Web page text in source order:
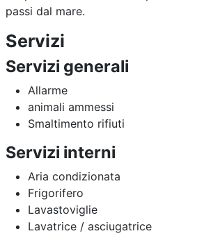
passi dal mare.
Servizi
Servizi generali
Allarme
animali ammessi
Smaltimento rifiuti
Servizi interni
Aria condizionata
Frigorifero
Lavastoviglie
Lavatrice / asciugatrice